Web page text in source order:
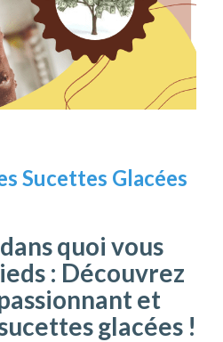
Sucettes Glacées
quoi vous
: Découvrez
et
glacées !